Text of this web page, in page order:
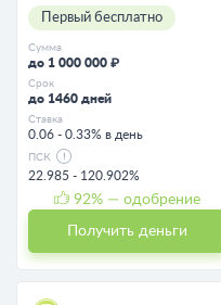
Первый бесплатно
Сумма
до 1 000 000 ₽
Срок
до 1460 дней
Ставка
0.06 - 0.33% в день
ПСК
22.985 - 120.902%
92% — одобрение
Получить деньги